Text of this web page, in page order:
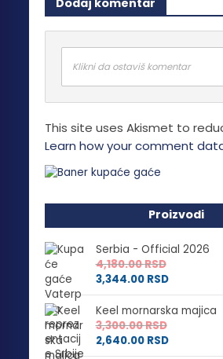
varijanti.
Opcije
mogu
biti
izabrane
na
proizvoda.
Dodaj komentar
Klikni da ostaviš komentar
This site uses Akismet to
Learn how your comment
Proizvodi
Serbia - Official 2026
4,180.00RSD
3,344.00 RSD
Keel mornarska majica
3,300.00RSD
2,640.00 RSD